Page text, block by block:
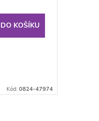
DO KOŠÍKU
Kód: 0824-47974